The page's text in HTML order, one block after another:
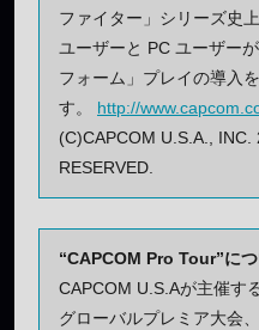
ファイター」シリーズ史
ユーザーと PC ユーザー
フォーム」プレイの導入
す。 http://
(C)CAPCOM U.S.A.,
RESERVED.
“CAPCOM Pro Tour”に
CAPCOM U.S.Aが主催す
グローバルプレミア大会